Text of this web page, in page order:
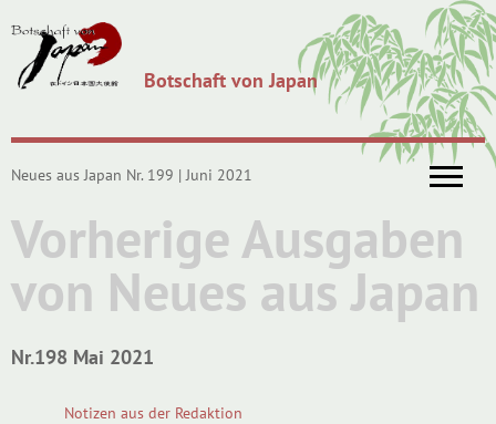
Botschaft von Japan
Neues aus Japan Nr. 199 | Juni 2021
Vorherige Ausgaben
von Neues aus Japan
Nr.198 Mai 2021
Notizen aus der Redaktion